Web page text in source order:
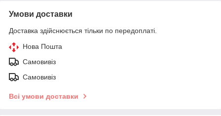
Умови доставки
Доставка здійснюється тільки по передоплаті.
Нова Пошта
Самовивіз
Самовивіз
Всі умови доставки